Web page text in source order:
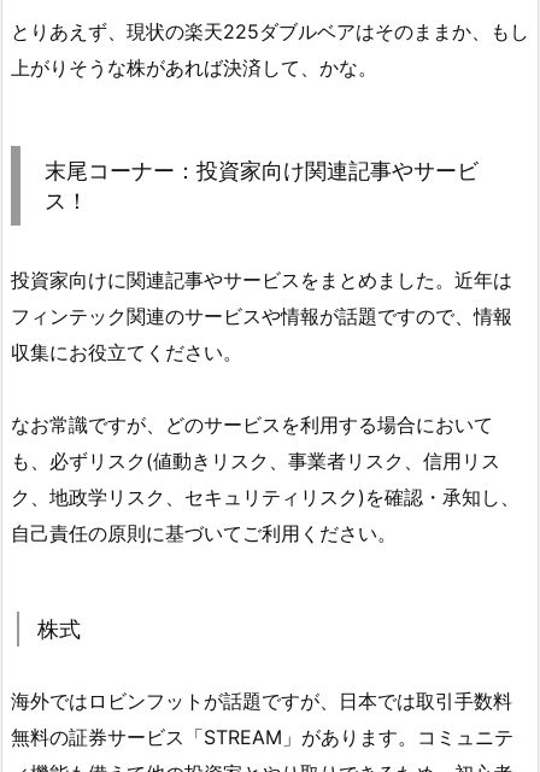
とりあえず、現状の楽天225ダブルベアはそのままか、もし
上がりそうな株があれば決済して、かな。
末尾コーナー：投資家向け関連記事やサービ
ス！
投資家向けに関連記事やサービスをまとめました。近年は
フィンテック関連のサービスや情報が話題ですので、情報
収集にお役立てください。
なお常識ですが、どのサービスを利用する場合において
も、必ずリスク(値動きリスク、事業者リスク、信用リス
ク、地政学リスク、セキュリティリスク)を確認・承知し、
自己責任の原則に基づいてご利用ください。
株式
海外ではロビンフットが話題ですが、日本では取引手数料
無料の証券サービス「STREAM」があります。コミュニテ